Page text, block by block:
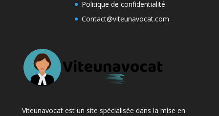
Politique de confidentialité
Contact@viteunavocat.com
Viteunavocat est un site spécialisée dans la mise en